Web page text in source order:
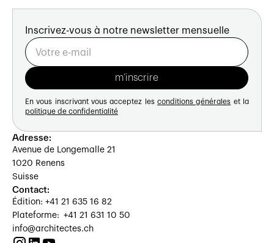
Inscrivez-vous à notre newsletter mensuelle
En vous inscrivant vous acceptez les conditions générales et la
politique de confidentialité
Adresse:
Avenue de Longemalle 21
1020 Renens
Suisse
Contact:
Édition: +41 21 635 16 82
Plateforme: +41 21 631 10 50
info@architectes.ch